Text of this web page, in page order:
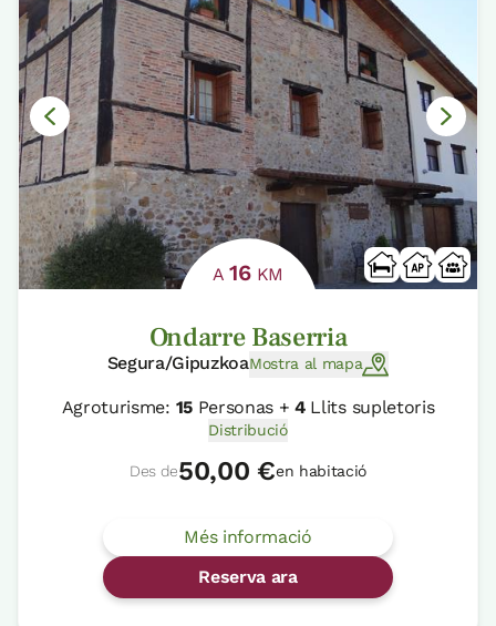
A16KM
Ondarre Baserria
Segura/GipuzkoaMostra al mapa
Agroturisme: 15Personas +4Llits supletoris
Distribució
Des de50,00 €en habitació
Més informació
Reserva ara